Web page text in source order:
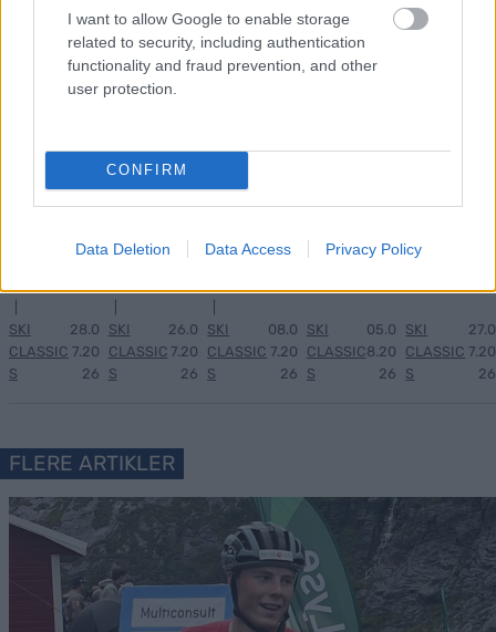
I want to allow Google to enable storage
related to security, including authentication
functionality and fraud prevention, and other
user protection.
CONFIRM
Data Deletion Data Access Privacy Policy
gull
Vasalo
ppsei
slutt...
SKI
CLASSIC
S
28.0
7.20
26
makto
ppvis
ning i
Frank
en
egen
SKI
CLASSIC
S
26.0
7.20
26
på
jogget
ur –
LONG
SKI
CLASSIC
S
08.0
7.20
26
Klæb
o –
signer
ug
SKI
CLASSIC
S
05.0
8.20
26
satt
nytt
SKI
CLASSIC
S
27.0
7.20
26
FLERE ARTIKLER